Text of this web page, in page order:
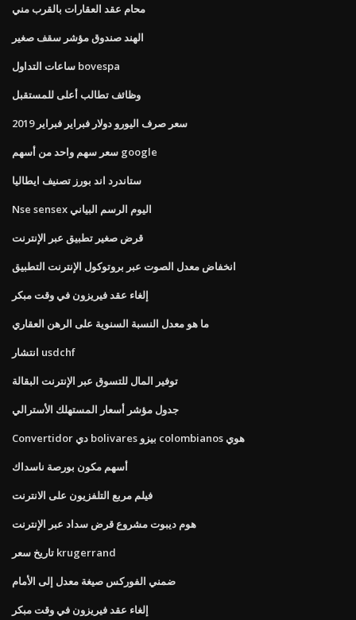
محام عقد العقارات بالقرب مني
الهند صندوق مؤشر سقف صغير
ساعات التداول bovespa
وظائف تطالب أعلى للمستقبل
سعر صرف اليورو دولار فبراير فبراير 2019
سعر سهم واحد من أسهم google
ستاندرد اند بورز تصنيف ايطاليا
Nse sensex اليوم الرسم البياني
قرض صغير تطبيق عبر الإنترنت
انخفاض معدل الصوت عبر بروتوكول الإنترنت التطبيق
إلغاء عقد فيريزون في وقت مبكر
ما هو معدل النسبة السنوية على الرهن العقاري
انتشار usdchf
توفير المال للتسوق عبر الإنترنت البقالة
جدول مؤشر أسعار المستهلك الأسترالي
Convertidor دي bolivares بيزو colombianos هوي
أسهم مكون بورصة ناسداك
فيلم مربع التلفزيون على الانترنت
هوم ديبوت مشروع قرض سداد عبر الإنترنت
تاريخ سعر krugerrand
ضمني الفوركس صيغة معدل إلى الأمام
إلغاء عقد فيريزون في وقت مبكر